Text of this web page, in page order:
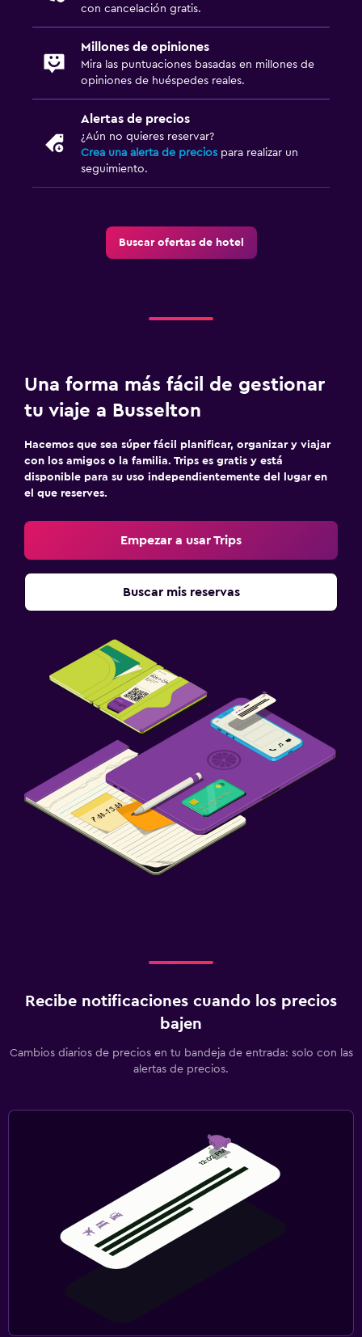
Ideal para familias
Cuna/cama nido disponibles
con cancelación gratis.
Millones de opiniones
Mira las puntuaciones basadas en millones de
opiniones de huéspedes reales.
Alertas de precios
¿Aún no quieres reservar?
Crea una alerta de precios para realizar un
seguimiento.
Buscar ofertas de hotel
Una forma más fácil de gestionar
tu viaje a Busselton
Hacemos que sea súper fácil planificar, organizar y viajar
con los amigos o la familia. Trips es gratis y está
disponible para su uso independientemente del lugar en
el que reserves.
Empezar a usar Trips
Buscar mis reservas
Recibe notificaciones cuando los precios
bajen
Cambios diarios de precios en tu bandeja de entrada: solo con las
alertas de precios.